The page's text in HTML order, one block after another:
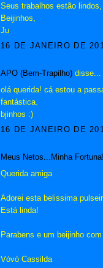
Seus trabalhos estão lindos,
Beijinhos,
Ju
16 DE JANEIRO DE
APO (Bem-Trapilho) disse...
olá querida! cá estou a
fantástica.
bjinhos :)
16 DE JANEIRO DE
Meus Netos...Minha
Querida amiga
Adorei esta belissima
Está linda!
Parabens e um beijinho
Vóvó Cassilda